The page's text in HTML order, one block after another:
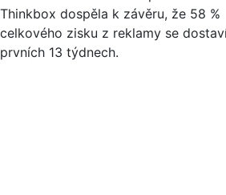
Thinkbox dospěla k závěru, že 58 %
celkového zisku z reklamy se
prvních 13 týdnech.